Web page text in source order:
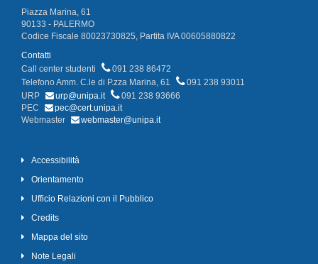
Piazza Marina, 61
90133 - PALERMO
Codice Fiscale 80023730825, Partita IVA 00605880822
Contatti
Call center studenti
091 238 86472
Telefono Amm. C.le di P.zza Marina, 61
091 238 93011
URP
urp@unipa.it
091 238 93666
PEC
pec@cert.unipa.it
Webmaster
webmaster@unipa.it
Accessibilità
Orientamento
Ufficio Relazioni con il Pubblico
Credits
Mappa del sito
Note Legali